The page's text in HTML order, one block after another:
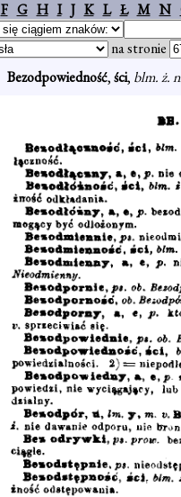
F G H I J K L Ł M N
na stronie
Bezodpowiedność,ści, blm. ż.